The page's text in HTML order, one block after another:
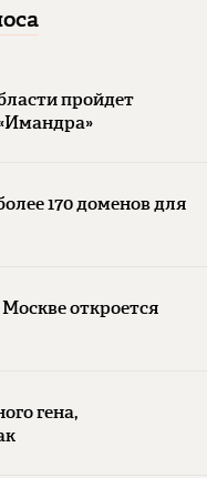
пройдет
170 доменов для
откроется
гена,